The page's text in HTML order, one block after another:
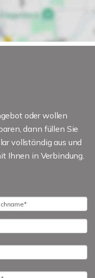
oder wollen
dann füllen Sie
vollständig aus und
Ihnen in Verbindung.